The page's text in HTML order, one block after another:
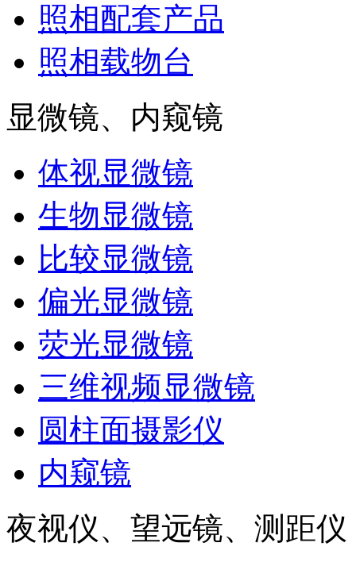
照相配套产品
照相载物台
显微镜、内窥镜
体视显微镜
生物显微镜
比较显微镜
偏光显微镜
荧光显微镜
三维视频显微镜
圆柱面摄影仪
内窥镜
夜视仪、望远镜、测距仪